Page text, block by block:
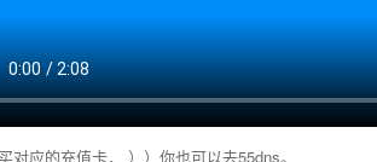
对应的充值卡， ））你也可以去55dns。